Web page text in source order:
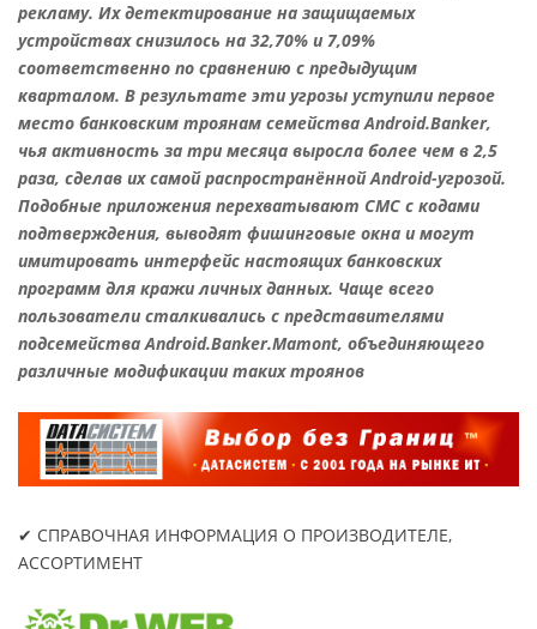
рекламу. Их детектирование на защищаемых
устройствах снизилось на 32,70% и 7,09%
соответственно по сравнению с предыдущим
кварталом. В результате эти угрозы уступили первое
место банковским троянам семейства Android.Banker,
чья активность за три месяца выросла более чем в 2,5
раза, сделав их самой распространённой Android-угрозой.
Подобные приложения перехватывают СМС с кодами
подтверждения, выводят фишинговые окна и могут
имитировать интерфейс настоящих банковских
программ для кражи личных данных. Чаще всего
пользователи сталкивались с представителями
подсемейства Android.Banker.Mamont, объединяющего
различные модификации таких троянов
✔ СПРАВОЧНАЯ ИНФОРМАЦИЯ О ПРОИЗВОДИТЕЛЕ,
АССОРТИМЕНТ